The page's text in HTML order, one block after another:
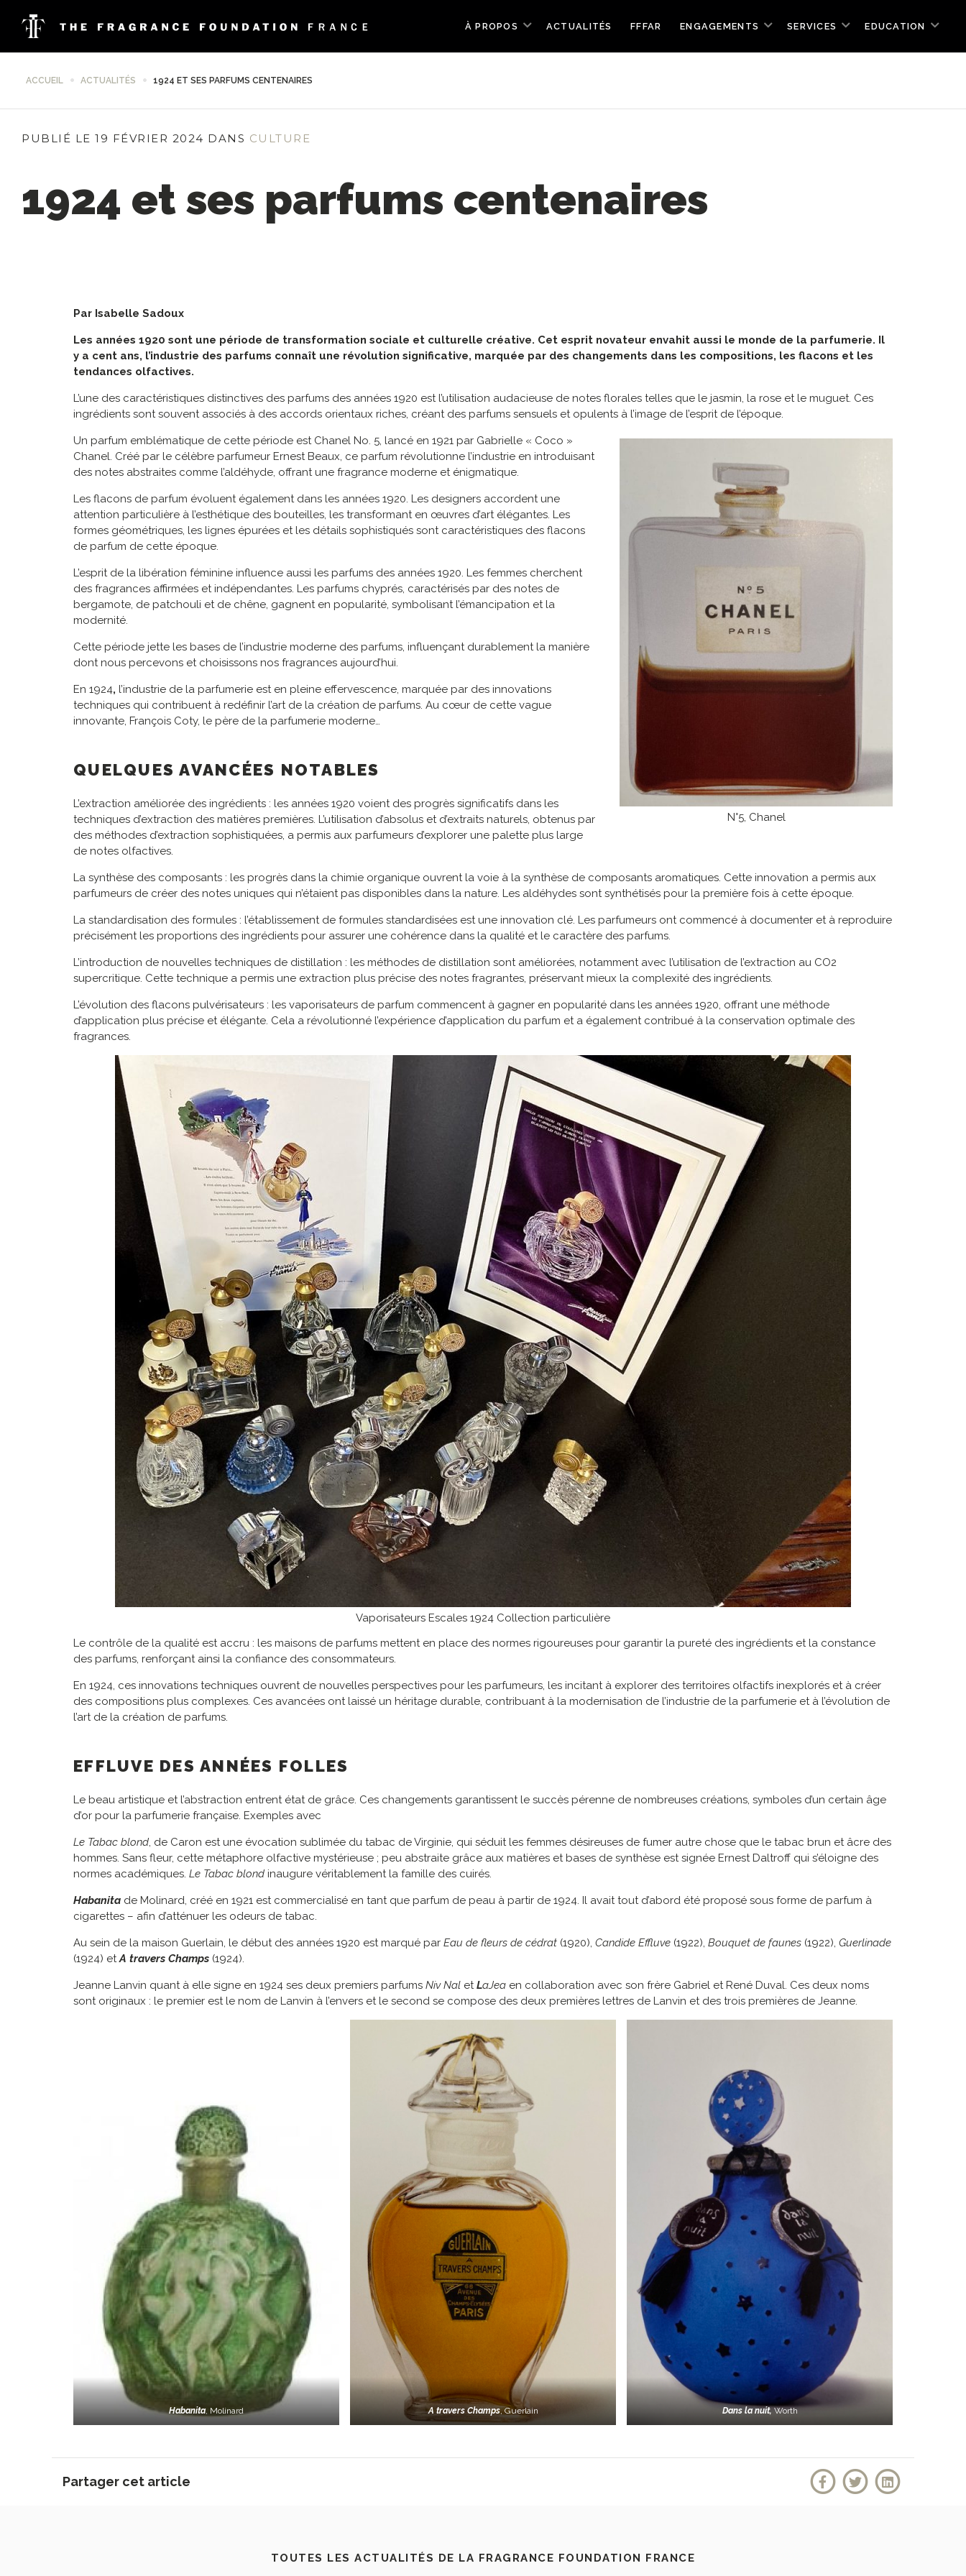
À PROPOS ACTUALITÉS FFFAR ENGAGEMENTS SERVICES EDUCATION
ACCUEIL ACTUALITÉS 1924 ET SES PARFUMS CENTENAIRES
PUBLIÉ LE 19 FÉVRIER 2024 DANS CULTURE
1924 et ses parfums centenaires
Par Isabelle Sadoux
Les années 1920 sont une période de transformation sociale et culturelle créative. Cet esprit novateur envahit aussi le monde de la parfumerie. Il
y a cent ans, l’industrie des parfums connaît une révolution significative, marquée par des changements dans les compositions, les flacons et les
tendances olfactives.
L’une des caractéristiques distinctives des parfums des années 1920 est l’utilisation audacieuse de notes florales telles que le jasmin, la rose et le muguet. Ces
ingrédients sont souvent associés à des accords orientaux riches, créant des parfums sensuels et opulents à l’image de l’esprit de l’époque.
N°5, Chanel
Un parfum emblématique de cette période est Chanel No. 5, lancé en 1921 par Gabrielle « Coco »
Chanel. Créé par le célèbre parfumeur Ernest Beaux, ce parfum révolutionne l’industrie en introduisant
des notes abstraites comme l’aldéhyde, offrant une fragrance moderne et énigmatique.
Les flacons de parfum évoluent également dans les années 1920. Les designers accordent une
attention particulière à l’esthétique des bouteilles, les transformant en œuvres d’art élégantes. Les
formes géométriques, les lignes épurées et les détails sophistiqués sont caractéristiques des flacons
de parfum de cette époque.
L’esprit de la libération féminine influence aussi les parfums des années 1920. Les femmes cherchent
des fragrances affirmées et indépendantes. Les parfums chyprés, caractérisés par des notes de
bergamote, de patchouli et de chêne, gagnent en popularité, symbolisant l’émancipation et la
modernité.
Cette période jette les bases de l’industrie moderne des parfums, influençant durablement la manière
dont nous percevons et choisissons nos fragrances aujourd’hui.
En 1924, l’industrie de la parfumerie est en pleine effervescence, marquée par des innovations
techniques qui contribuent à redéfinir l’art de la création de parfums. Au cœur de cette vague
innovante, François Coty, le père de la parfumerie moderne…
QUELQUES AVANCÉES NOTABLES
L’extraction améliorée des ingrédients : les années 1920 voient des progrès significatifs dans les
techniques d’extraction des matières premières. L’utilisation d’absolus et d’extraits naturels, obtenus par
des méthodes d’extraction sophistiquées, a permis aux parfumeurs d’explorer une palette plus large
de notes olfactives.
La synthèse des composants : les progrès dans la chimie organique ouvrent la voie à la synthèse de composants aromatiques. Cette innovation a permis aux
parfumeurs de créer des notes uniques qui n’étaient pas disponibles dans la nature. Les aldéhydes sont synthétisés pour la première fois à cette époque.
La standardisation des formules : l’établissement de formules standardisées est une innovation clé. Les parfumeurs ont commencé à documenter et à reproduire
précisément les proportions des ingrédients pour assurer une cohérence dans la qualité et le caractère des parfums.
L’introduction de nouvelles techniques de distillation : les méthodes de distillation sont améliorées, notamment avec l’utilisation de l’extraction au CO2
supercritique. Cette technique a permis une extraction plus précise des notes fragrantes, préservant mieux la complexité des ingrédients.
L’évolution des flacons pulvérisateurs : les vaporisateurs de parfum commencent à gagner en popularité dans les années 1920, offrant une méthode
d’application plus précise et élégante. Cela a révolutionné l’expérience d’application du parfum et a également contribué à la conservation optimale des
fragrances.
Vaporisateurs Escales 1924 Collection particulière
Le contrôle de la qualité est accru : les maisons de parfums mettent en place des normes rigoureuses pour garantir la pureté des ingrédients et la constance
des parfums, renforçant ainsi la confiance des consommateurs.
En 1924, ces innovations techniques ouvrent de nouvelles perspectives pour les parfumeurs, les incitant à explorer des territoires olfactifs inexplorés et à créer
des compositions plus complexes. Ces avancées ont laissé un héritage durable, contribuant à la modernisation de l’industrie de la parfumerie et à l’évolution de
l’art de la création de parfums.
EFFLUVE DES ANNÉES FOLLES
Le beau artistique et l’abstraction entrent état de grâce. Ces changements garantissent le succès pérenne de nombreuses créations, symboles d’un certain âge
d’or pour la parfumerie française. Exemples avec
Le Tabac blond, de Caron est une évocation sublimée du tabac de Virginie, qui séduit les femmes désireuses de fumer autre chose que le tabac brun et âcre des
hommes. Sans fleur, cette métaphore olfactive mystérieuse ; peu abstraite grâce aux matières et bases de synthèse est signée Ernest Daltroff qui s’éloigne des
normes académiques. Le Tabac blond inaugure véritablement la famille des cuirés.
Habanita de Molinard, créé en 1921 est commercialisé en tant que parfum de peau à partir de 1924. Il avait tout d’abord été proposé sous forme de parfum à
cigarettes – afin d’atténuer les odeurs de tabac.
Au sein de la maison Guerlain, le début des années 1920 est marqué par Eau de fleurs de cédrat (1920), Candide Effluve (1922), Bouquet de faunes (1922), Guerlinade
(1924) et A travers Champs (1924).
Jeanne Lanvin quant à elle signe en 1924 ses deux premiers parfums Niv Nal etLaJea en collaboration avec son frère Gabriel et René Duval. Ces deux noms
sont originaux : le premier est le nom de Lanvin à l’envers et le second se compose des deux premières lettres de Lanvin et des trois premières de Jeanne.
Habanita, Molinard A travers Champs, Guerlain Dans la nuit, Worth
Partager cet article
TOUTES LES ACTUALITÉS DE LA FRAGRANCE FOUNDATION FRANCE